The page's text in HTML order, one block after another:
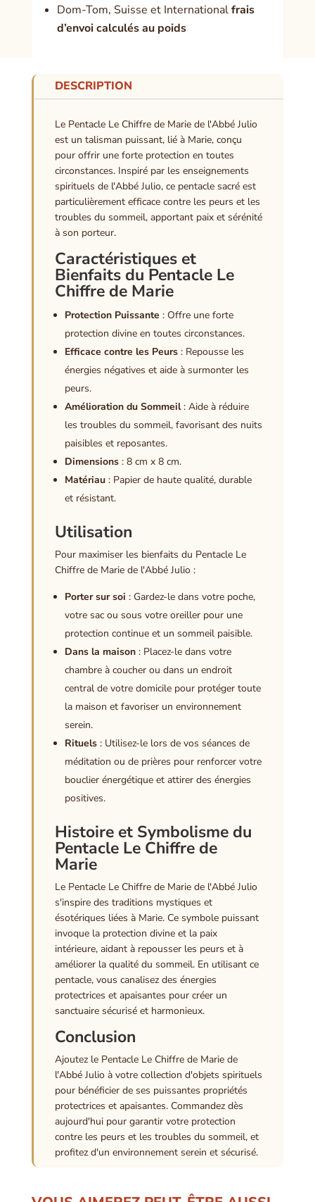
Dom-Tom, Suisse et Internationalfrais
d’envoi calculés au poids
DESCRIPTION
Le Pentacle Le Chiffre de Marie de l'Abbé Julio
est un talisman puissant, lié à Marie, conçu
pour offrir une forte protection en toutes
circonstances. Inspiré par les enseignements
spirituels de l'Abbé Julio, ce pentacle sacré est
particulièrement efficace contre les peurs et les
troubles du sommeil, apportant paix et sérénité
à son porteur.
Caractéristiques et
Bienfaits du Pentacle Le
Chiffre de Marie
Protection Puissante : Offre une forte
protection divine en toutes circonstances.
Efficace contre les Peurs: Repousse les
énergies négatives et aide à surmonter les
peurs.
Amélioration du Sommeil: Aide à réduire
les troubles du sommeil, favorisant des nuits
paisibles et reposantes.
Dimensions: 8 cm x 8 cm.
Matériau: Papier de haute qualité, durable
et résistant.
Utilisation
Pour maximiser les bienfaits du Pentacle Le
Chiffre de Marie de l'Abbé Julio :
Porter sur soi : Gardez-le dans votre poche,
votre sac ou sous votre oreiller pour une
protection continue et un sommeil paisible.
Dans la maison: Placez-le dans votre
chambre à coucher ou dans un endroit
central de votre domicile pour protéger toute
la maison et favoriser un environnement
serein.
Rituels: Utilisez-le lors de vos séances de
méditation ou de prières pour renforcer votre
bouclier énergétique et attirer des énergies
positives.
Histoire et Symbolisme du
Pentacle Le Chiffre de
Marie
Le Pentacle Le Chiffre de Marie de l'Abbé Julio
s'inspire des traditions mystiques et
ésotériques liées à Marie. Ce symbole puissant
invoque la protection divine et la paix
intérieure, aidant à repousser les peurs et à
améliorer la qualité du sommeil. En utilisant ce
pentacle, vous canalisez des énergies
protectrices et apaisantes pour créer un
sanctuaire sécurisé et harmonieux.
Conclusion
Ajoutez le Pentacle Le Chiffre de Marie de
l'Abbé Julio à votre collection d'objets spirituels
pour bénéficier de ses puissantes propriétés
protectrices et apaisantes. Commandez dès
aujourd'hui pour garantir votre protection
contre les peurs et les troubles du sommeil, et
profitez d'un environnement serein et sécurisé.